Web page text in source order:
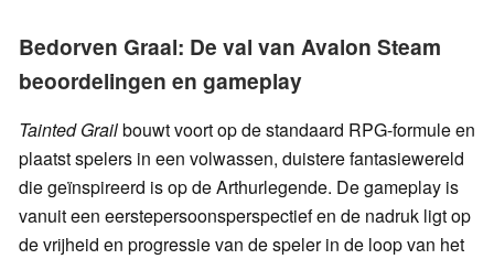
Bedorven Graal: De val van Avalon Steam
beoordelingen en gameplay
Tainted Grailbouwt voort op de standaard RPG-formule en
plaatst spelers in een volwassen, duistere fantasiewereld
die geïnspireerd is op de Arthurlegende. De gameplay is
vanuit een eerstepersoonsperspectief en de nadruk ligt op
de vrijheid en progressie van de speler in de loop van het